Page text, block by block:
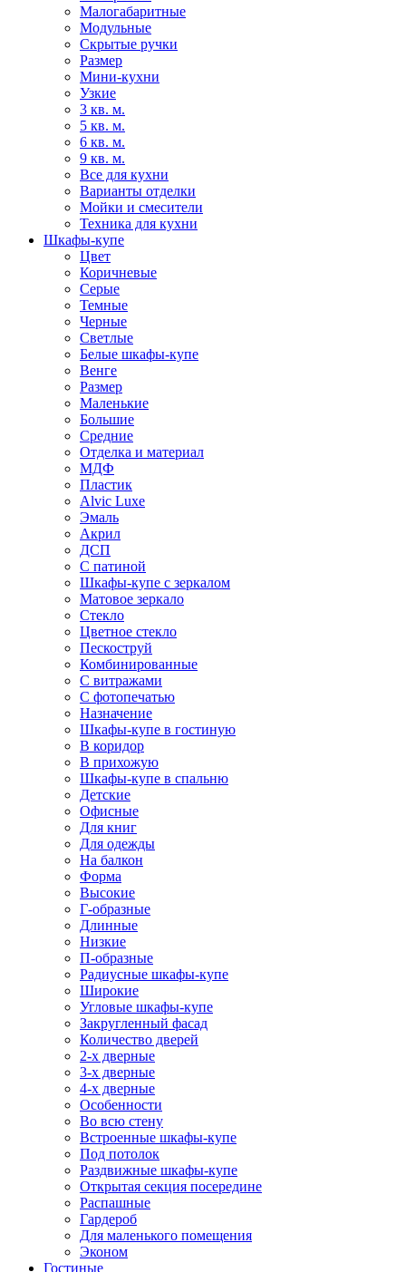
Малогабаритные
Модульные
Скрытые ручки
Размер
Мини-кухни
Узкие
3 кв. м.
5 кв. м.
6 кв. м.
9 кв. м.
Все для кухни
Варианты отделки
Мойки и смесители
Техника для кухни
Шкафы-купе
Цвет
Коричневые
Серые
Темные
Черные
Светлые
Белые шкафы-купе
Венге
Размер
Маленькие
Большие
Средние
Отделка и материал
МДФ
Пластик
Alvic Luxe
Эмаль
Акрил
ДСП
С патиной
Шкафы-купе с зеркалом
Матовое зеркало
Стекло
Цветное стекло
Пескоструй
Комбинированные
С витражами
С фотопечатью
Назначение
Шкафы-купе в гостиную
В коридор
В прихожую
Шкафы-купе в спальню
Детские
Офисные
Для книг
Для одежды
На балкон
Форма
Высокие
Г-образные
Длинные
Низкие
П-образные
Радиусные шкафы-купе
Широкие
Угловые шкафы-купе
Закругленный фасад
Количество дверей
2-х дверные
3-х дверные
4-х дверные
Особенности
Во всю стену
Встроенные шкафы-купе
Под потолок
Раздвижные шкафы-купе
Открытая секция посередине
Распашные
Гардероб
Для маленького помещения
Эконом
Гостиные